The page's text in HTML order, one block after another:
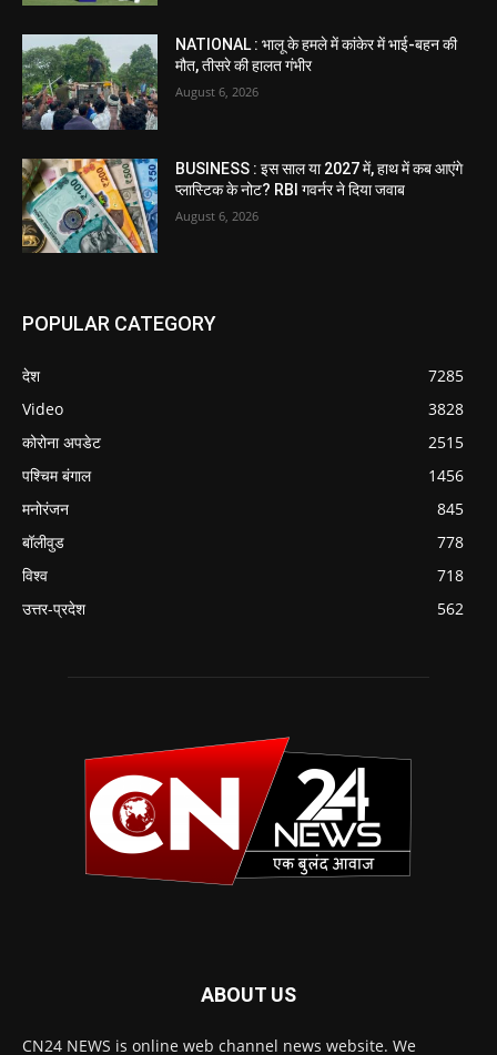
NATIONAL : भालू के हमले में कांकेर में भाई-बहन की
मौत, तीसरे की हालत गंभीर
August 6, 2026
BUSINESS : इस साल या 2027 में, हाथ में कब आएंगे
प्लास्टिक के नोट? RBI गवर्नर ने दिया जवाब
August 6, 2026
POPULAR CATEGORY
देश
7285
Video
3828
कोरोना अपडेट
2515
पश्चिम बंगाल
1456
मनोरंजन
845
बॉलीवुड
778
विश्व
718
उत्तर-प्रदेश
562
ABOUT US
CN24 NEWS is online web channel news website. We